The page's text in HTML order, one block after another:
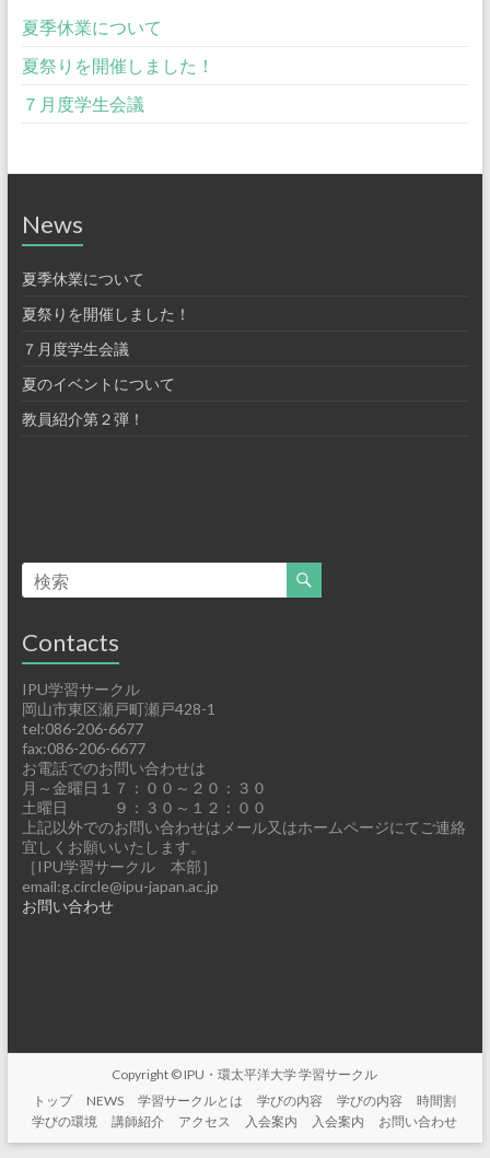
夏季休業について
夏祭りを開催しました！
７月度学生会議
News
夏季休業について
夏祭りを開催しました！
７月度学生会議
夏のイベントについて
教員紹介第２弾！
Contacts
IPU学習サークル
岡山市東区瀬戸町瀬戸428-1
tel:086-206-6677
fax:086-206-6677
お電話でのお問い合わせは
月～金曜日１７：００～２０：３０
土曜日 ９：３０～１２：００
上記以外でのお問い合わせはメール又はホームページにてご連絡
宜しくお願いいたします。
［IPU学習サークル 本部］
email:g.circle@ipu-japan.ac.jp
お問い合わせ
Copyright © IPU・環太平洋大学 学習サークル
トップ
NEWS 学習サークルとは 学びの内容 学びの内容
時間割
学びの環境
講師紹介 アクセス 入会案内 入会案内 お問い合わせ